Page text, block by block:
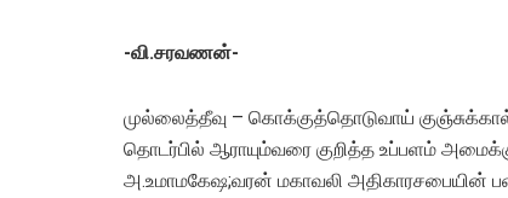
-வி.சரவணன்-
முல்லைத்தீவு – கொக்குத்தொடுவாய்
தொடர்பில் ஆராயும்வரை குறித்த உப்பளம்
அ.உமாமகேஷ;வரன் மகாவலி அதிகாரசபையின்